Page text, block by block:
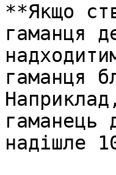
**Якщо
гаманця
гаманця
гаманець
надішле